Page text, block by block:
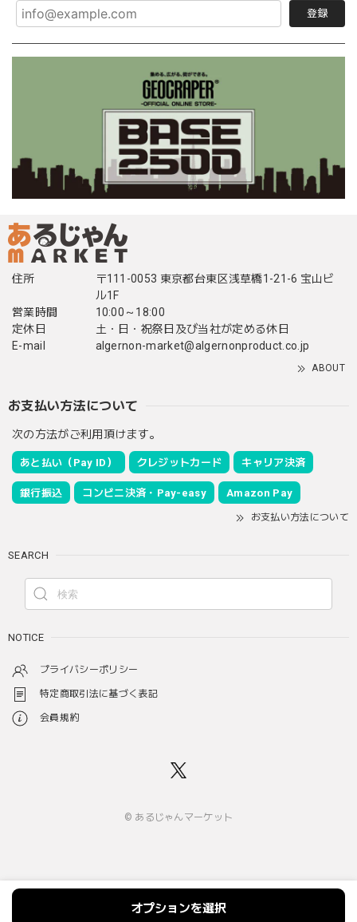
登録
住所
〒111-0053 東京都台東区浅草橋1-21-6 宝山ビ
ル1F
営業時間
10:00～18:00
定休日
土・日・祝祭日及び当社が定める休日
E-mail
algernon-market@algernonproduct.co.jp
ABOUT
お支払い方法について
次の方法がご利用頂けます。
あと払い（Pay ID） クレジットカード キャリア決済
銀行振込 コンビニ決済・Pay-easy Amazon Pay
お支払い方法について
SEARCH
NOTICE
プライバシーポリシー
特定商取引法に基づく表記
会員規約
© あるじゃんマーケット
オプションを選択